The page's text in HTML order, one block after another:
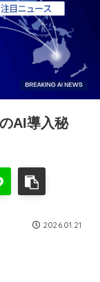
AI導入秘
2026.01.21